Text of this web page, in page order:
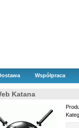
Współpraca
Katana